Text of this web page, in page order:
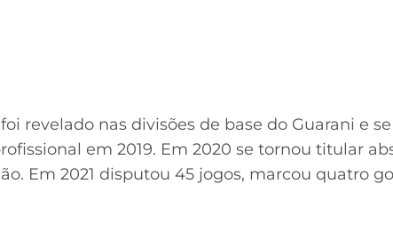
revelado nas divisões de base do Guarani e
em 2019. Em 2020 se tornou titular
Em 2021 disputou 45 jogos, marcou quatro